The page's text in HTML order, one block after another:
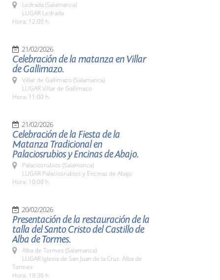
Ledrada (Salamanca)
LUGAR Ledrada
Hora: 12:00 h.
21/02/2026
Celebración de la matanza en Villar
de Gallimazo.
Villar de Gallimazo (Salamanca)
LUGAR Villar de Gallimazo
Hora: 11:00 h.
21/02/2026
Celebración de la Fiesta de la
Matanza Tradicional en
Palaciosrubios y Encinas de Abajo.
Palaciosrubios (Salamanca)
LUGAR Palaciosrubios y Encinas de Abajo
Hora: 10:00 h.
20/02/2026
Presentación de la restauración de la
talla del Santo Cristo del Castillo de
Alba de Tormes.
Alba de Tormes (Salamanca)
LUGAR Iglesia de San Juan de la Cruz. Alba de
Tormes
Hora: 19:30 h